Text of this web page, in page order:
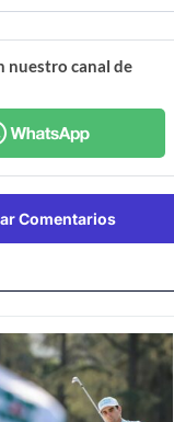
nuestro canal de
Comentarios